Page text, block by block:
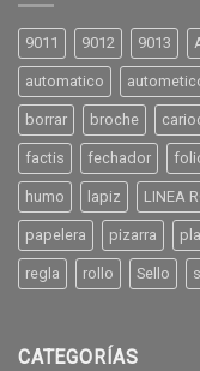
9011 9012 9013
automatico
borrar broche
factis fechador
humo lapiz LINEA
papelera pizarra
regla rollo Sello
CATEGORÍAS